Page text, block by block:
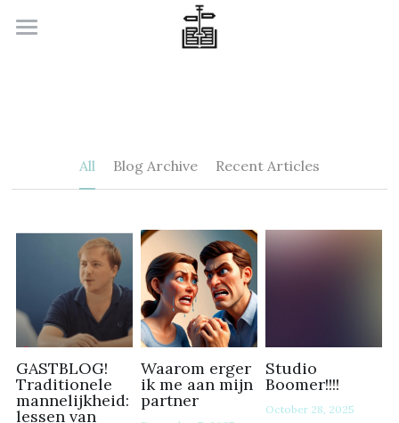
Over ons
Contacteer ons
Search
All Blog Archive Recent Articles
GASTBLOG!
Traditionele
mannelijkheid:
lessen van
Waarom erger
ik me aan mijn
partner
Studio
Boomer!!!!
October 28, 2025